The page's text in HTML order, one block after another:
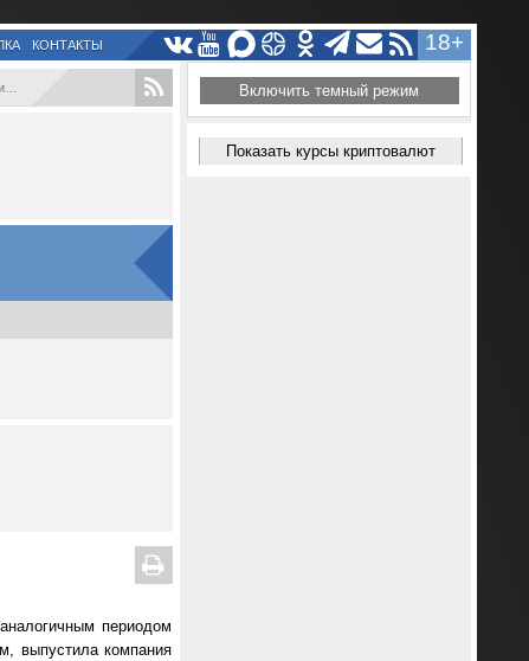
18+
КОНТАКТЫ
периодом
выпустила компания
Включить темный режим
Показать курсы криптовалют